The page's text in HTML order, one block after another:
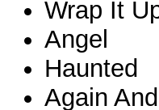
Wrap It
Angel
Haunted
Again